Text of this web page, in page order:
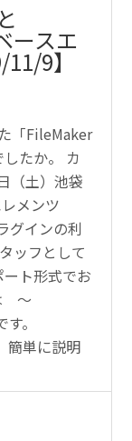
ースエ
9】
「FileMaker
たか。 カ
（土）池袋
レメンツ
グインの利
ッフとして
ト形式でお
～
。
簡単に説明